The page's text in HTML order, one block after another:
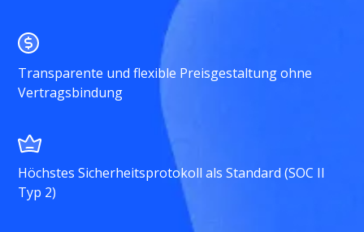
Transparente und flexible Preisgestaltung ohne
Vertragsbindung
Höchstes Sicherheitsprotokoll als Standard (SOC II
Typ 2)